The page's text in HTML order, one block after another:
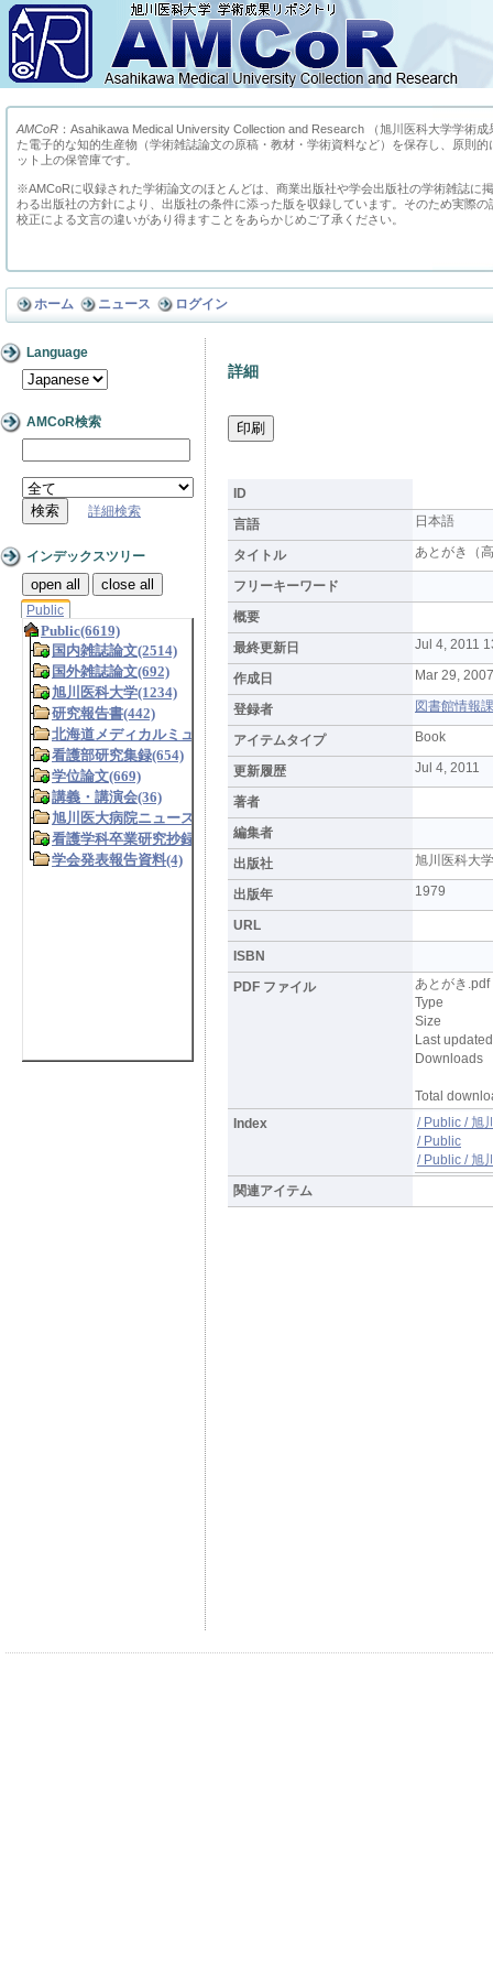
AMCoR ：Asahikawa Medical University Collection and Research （旭川医科大学学術
た電子的な知的生産物（学術雑誌論文の原稿・教材・学術資料など）を保存し、原則
ット上の保管庫です。
※AMCoRに収録された学術論文のほとんどは、商業出版社や学会出版社の学術雑誌に
わる出版社の方針により、出版社の条件に添った版を収録しています。そのため実際
校正による文言の違いがあり得ますことをあらかじめご了承ください。
ホーム ニュース ログイン
Language
AMCoR検索
詳細検索
インデックスツリー
open all close all
Public
詳細
ID
言語
日本語
タイトル あとがき（
フリーキーワード
概要
最終更新日
Jul 4, 2011
作成日 Mar 29,
登録者 図書館情報
アイテムタイプ Book
更新履歴 Jul 4, 2011
著者
編集者
出版社
旭川医科大
出版年 1979
URL
ISBN
PDF ファイル
あとがき.pdf
Type
Size
Last updated
Downloads
Total
Index
/ Public / 旭
/ Public
/ Public / 旭
関連アイテム